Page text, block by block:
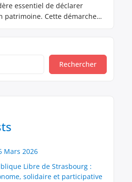
essentiel de déclarer
patrimoine. Cette démarche
envers leurs représentants.
la description de
: Biens immobiliers •
Rechercher
Mars 2026
Libre de Strasbourg :
solidaire et participative